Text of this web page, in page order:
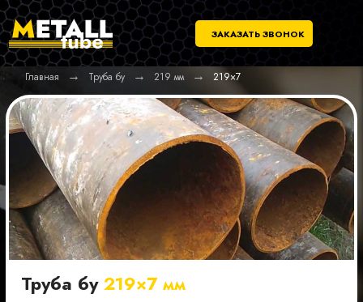
ЗАКАЗАТЬ ЗВОНОК
Главная → Труба бу → 219 мм → 219×7
Труба бу219×7 мм